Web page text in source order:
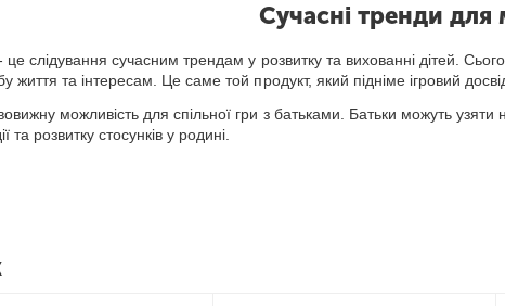
Сучасні тренди для
слідування сучасним трендам у розвитку та вихованні дітей.
життя та інтересам. Це саме той продукт, який підніме ігровий
можливість для спільної гри з батьками. Батьки можуть
розвитку стосунків у родині.